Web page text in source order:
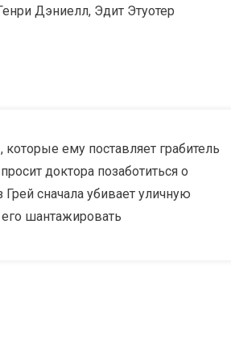
Дэниелл, Эдит Этуотер
ему поставляет грабитель
доктора позаботиться о
сначала убивает уличную
шантажировать